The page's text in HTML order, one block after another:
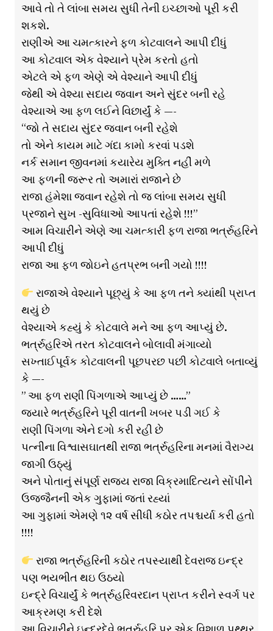
આવે તો તે લાંબા સમય સુધી તેની ઇચ્છાઓ પૂરી કરી
શકશે.
રાણીએ આ ચમત્કારને ફળ કોટવાલને આપી દીધું
આ કોટવાલ એક વેશ્યાને પ્રેમ કરતો હતો
એટલે એ ફળ એણે એ વેશ્યાને આપી દીધું
જેથી એ વેશ્યા સદાય જવાન અને સુંદર બની રહે
વેશ્યાએ આ ફળ લઈને વિછાર્યું કે —-
“જો તે સદાય સુંદર જવાન બની રહેશે
તો એને કાયમ માટે ગંદા કામો કરવાં પડશે
નર્ક સમાન જીવનમાં કયારેય મુક્તિ નહીં મળે
આ ફળની જરૂર તો અમારાં રાજાને છે
રાજા હંમેશા જવાન રહેશે તો જ લાંબા સમય સુધી
પ્રજાને સુખ -સુવિધાઓ આપતાં રહેશે !!!”
આમ વિચારીને એણે આ ચમત્કારી ફળ રાજા ભર્ત્રુહરિને
આપી દીધું
રાજા આ ફળ જોઇને હતપ્રભ બની ગયો !!!!
રાજાએ વેશ્યાને પૂછ્યું કે આ ફળ તને ક્યાંથી પ્રાપ્ત
થયું છે
વેશ્યાએ કહ્યું કે કોટવાલે મને આ ફળ આપ્યું છે.
ભર્ત્રુહરિએ તરત કોટવાલને બોલાવી મંગાવ્યો
સખ્તાઈપૂર્વક કોટવાલની પૂછપરછ પછી કોટવાલે બતાવ્યું
કે —-
” આ ફળ રાણી પિંગળાએ આપ્યું છે ……”
જ્યારે ભર્ત્રુહરિને પૂરી વાતની ખબર પડી ગઈ કે
રાણી પિંગળા એને દગો કરી રહી છે
પત્નીના વિશ્વાસઘાતથી રાજા ભર્ત્રુહરિના મનમાં વૈરાગ્ય
જાગી ઉઠ્યું
અને પોતાનું સંપૂર્ણ રાજ્ય રાજા વિક્રમાદિત્યને સોંપીને
ઉજ્જૈનની એક ગુફામાં જતાં રહ્યાં
આ ગુફામાં એમણે ૧૨ વર્ષ સીધી કઠોર તપશ્ચર્યા કરી હતો
!!!!
રાજા ભર્ત્રુહરિની કઠોર તપસ્યાથી દેવરાજ ઇન્દ્ર
પણ ભયભીત થઇ ઉઠયો
ઇન્દ્રે વિચાર્યું કે ભર્ત્રુહરિવરદાન પ્રાપ્ત કરીને સ્વર્ગ પર
આક્રમણ કરી દેશે